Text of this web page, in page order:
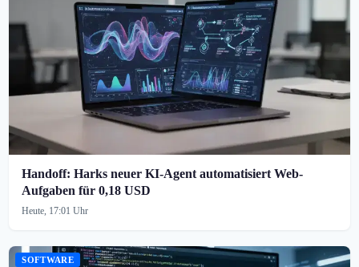
Handoff: Harks neuer KI-Agent automatisiert Web-
Aufgaben für 0,18 USD
Heute, 17:01 Uhr
SOFTWARE